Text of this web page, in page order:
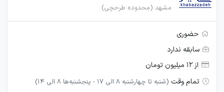
مشهد (محدوده طرحچی)
حضوری
سابقه ندارد
از ۱۲ میلیون تومان
تمام وقت (شنبه تا چهارشنبه 8 الی 17 - پنجشنبه‌ها 8 الی 14)